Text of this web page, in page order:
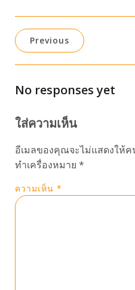
Previous
No responses yet
ใส่ความเห็น
อีเมลของคุณจะไม่แสดงให้
ทำเครื่องหมาย *
ความเห็น *